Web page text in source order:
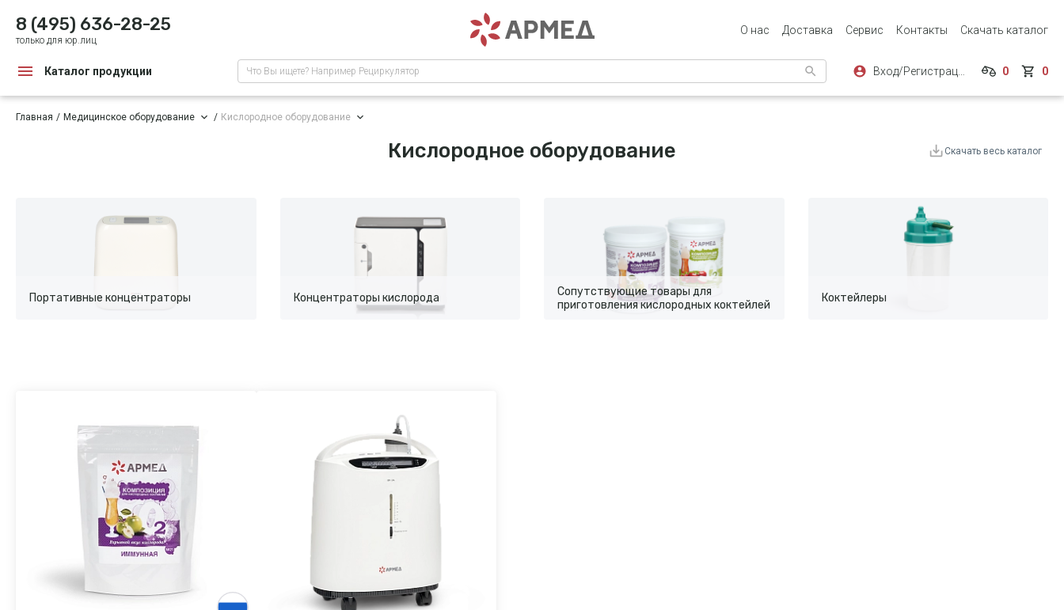
8 (495) 636-28-25
только для юр.лиц
О нас Доставка Сервис Контакты Скачать каталог
Каталог продукции Что Вы ищете? Например Рециркулятор 0 0
Главная Медицинское оборудование Кислородное оборудование
Скачать весь каталог
Кислородное оборудование
Портативные концентраторы Концентраторы кислорода
Сопутствующие товары для
приготовления кислородных коктейлей
Коктейлеры